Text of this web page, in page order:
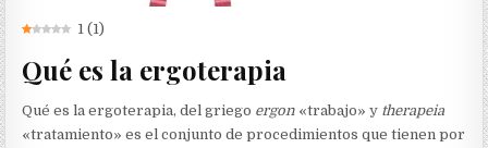
1 (1)
Qué es la ergoterapia
Qué es la ergoterapia, del griego ergon «trabajo» y therapeia
«tratamiento» es el conjunto de procedimientos que tienen por